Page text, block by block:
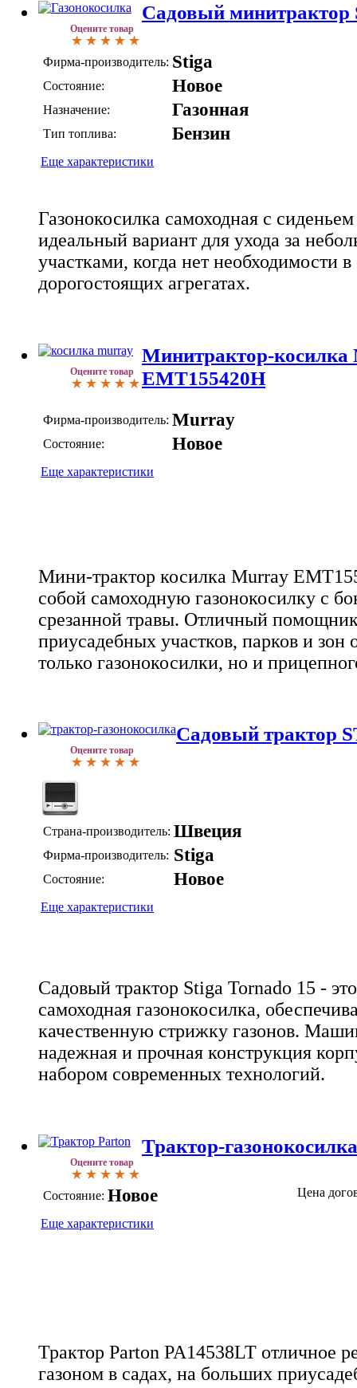
Оцените товар
Садовый минитрактор
Фирма-производитель: Stiga
Состояние: Новое
Назначение: Газонная
Тип топлива: Бензин
Еще характеристики
Газонокосилка самоходная с
идеальный вариант для ухода за
участками, когда нет необходимости
дорогостоящих агрегатах.
Оцените товар
Минитрактор-
EMT155420H
Фирма-производитель: Murray
Состояние: Новое
Еще характеристики
Мини-трактор косилка Murray
собой самоходную газонокосилку с
срезанной травы. Отличный
приусадебных участков, парков и зон
только газонокосилки, но и
Оцените товар
Садовый трактор
Страна-производитель: Швеция
Фирма-производитель: Stiga
Состояние: Новое
Еще характеристики
Садовый трактор Stiga Tornado 15 -
самоходная газонокосилка,
качественную стрижку газонов.
надежная и прочная конструкция
набором современных технологий.
Оцените товар
Трактор-
Состояние: Новое
Еще характеристики
Цена
Трактор Parton PA14538LT отличное
газоном в садах, на больших